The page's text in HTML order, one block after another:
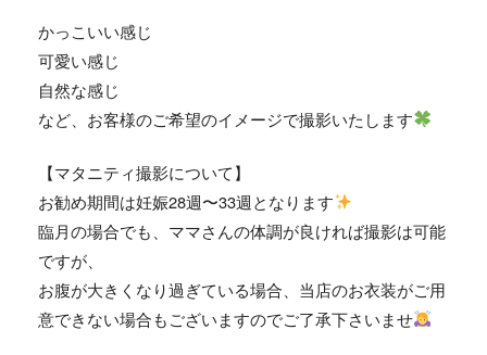
かっこいい感じ
可愛い感じ
自然な感じ
など、お客様のご希望のイメージで撮影いたします
【マタニティ撮影について】
お勧め期間は妊娠28週〜33週となります
臨月の場合でも、ママさんの体調が良ければ撮影は可能
ですが、
お腹が大きくなり過ぎている場合、当店のお衣装がご用
意できない場合もございますのでご了承下さいませ